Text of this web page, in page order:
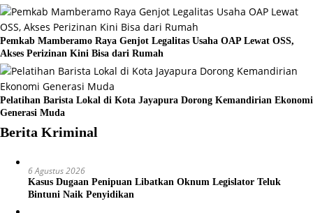
Pemkab Mamberamo Raya Genjot Legalitas Usaha OAP Lewat OSS,
Akses Perizinan Kini Bisa dari Rumah
Pelatihan Barista Lokal di Kota Jayapura Dorong Kemandirian Ekonomi
Generasi Muda
Berita Kriminal
6 Agustus 2026
Kasus Dugaan Penipuan Libatkan Oknum Legislator Teluk
Bintuni Naik Penyidikan